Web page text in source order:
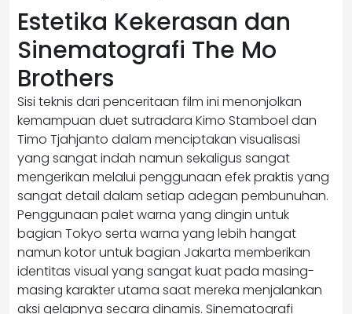
Estetika Kekerasan dan
Sinematografi The Mo
Brothers
Sisi teknis dari penceritaan film ini menonjolkan
kemampuan duet sutradara Kimo Stamboel dan
Timo Tjahjanto dalam menciptakan visualisasi
yang sangat indah namun sekaligus sangat
mengerikan melalui penggunaan efek praktis yang
sangat detail dalam setiap adegan pembunuhan.
Penggunaan palet warna yang dingin untuk
bagian Tokyo serta warna yang lebih hangat
namun kotor untuk bagian Jakarta memberikan
identitas visual yang sangat kuat pada masing-
masing karakter utama saat mereka menjalankan
aksi gelapnya secara dinamis. Sinematografi